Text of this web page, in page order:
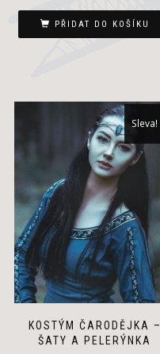
PŘIDAT DO KOŠÍKU
KOSTÝM ČARODĚJKA –
ŠATY A PELERÝNKA
Sleva!